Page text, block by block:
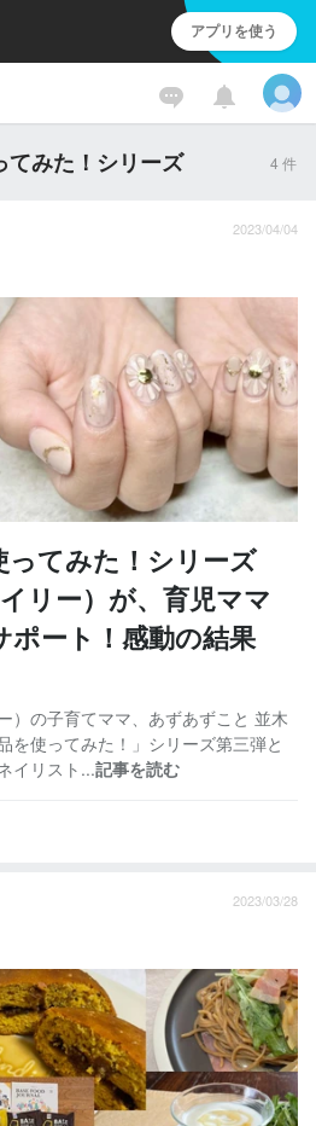
アプリを使う
てみた！シリーズ 4 件
2023/04/04
ってみた！シリーズ
リー）が、育児ママ
ート！感動の結果
）の子育てママ、あずあずこと 並木
を使ってみた！」シリーズ第三弾と
イリスト...記事を読む
2023/03/28